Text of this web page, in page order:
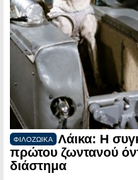
ΦΙΛΟΖΩΙΚΑ
Λάικα: Η
πρώτου ζωντανού
διάστημα